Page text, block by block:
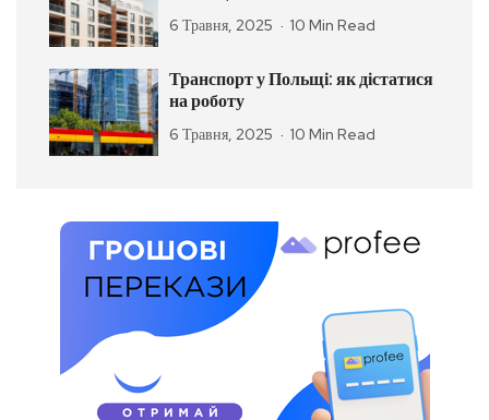
6 Травня, 2025 10 Min Read
Транспорт у Польщі: як дістатися
на роботу
6 Травня, 2025 10 Min Read